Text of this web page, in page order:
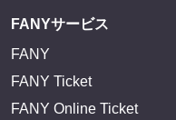
FANYサービス
FANY
FANY Ticket
FANY Online Ticket